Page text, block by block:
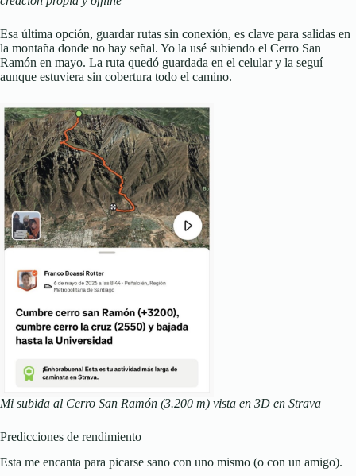
Esa última opción, guardar rutas sin conexión, es clave para salidas en
la montaña donde no hay señal. Yo la usé subiendo el Cerro San
Ramón en mayo. La ruta quedó guardada en el celular y la seguí
aunque estuviera sin cobertura todo el camino.
Mi subida al Cerro San Ramón (3.200 m) vista en 3D en Strava
Predicciones de rendimiento
Esta me encanta para picarse sano con uno mismo (o con un amigo).